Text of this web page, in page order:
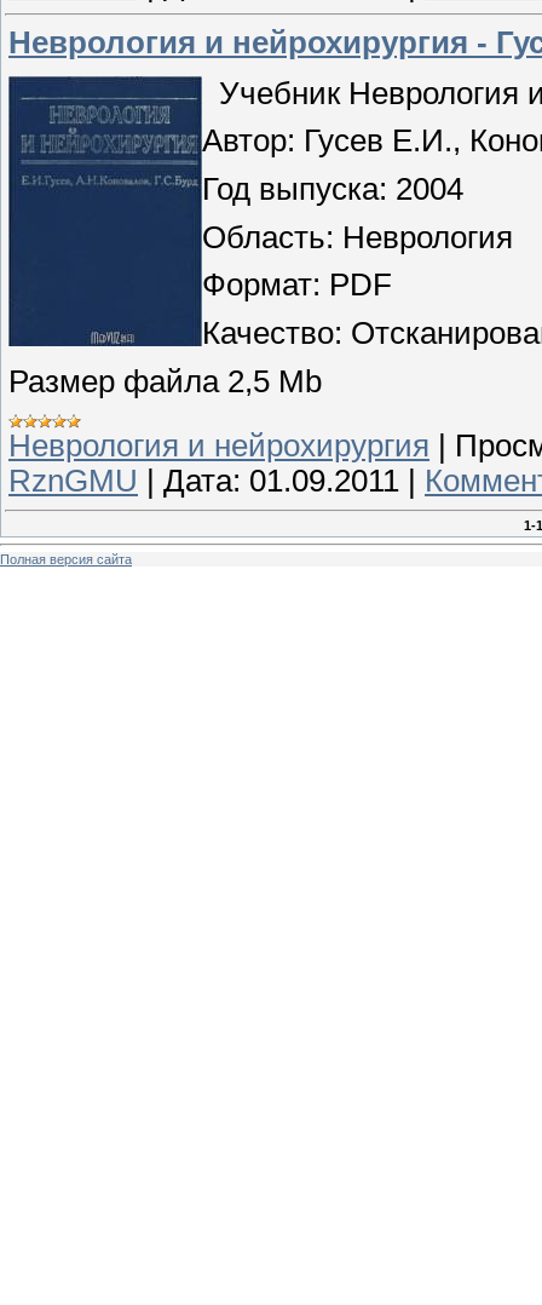
Неврология и нейрохирургия -
Учебник Неврология
Автор: Гусев Е.И.,
Год выпуска: 2004
Область: Неврология
Формат: PDF
Качество:
Размер файла 2,5 Mb
Неврология и нейрохирургия
RznGMU
Дата: 01.09.2011
1-
Полная версия сайта